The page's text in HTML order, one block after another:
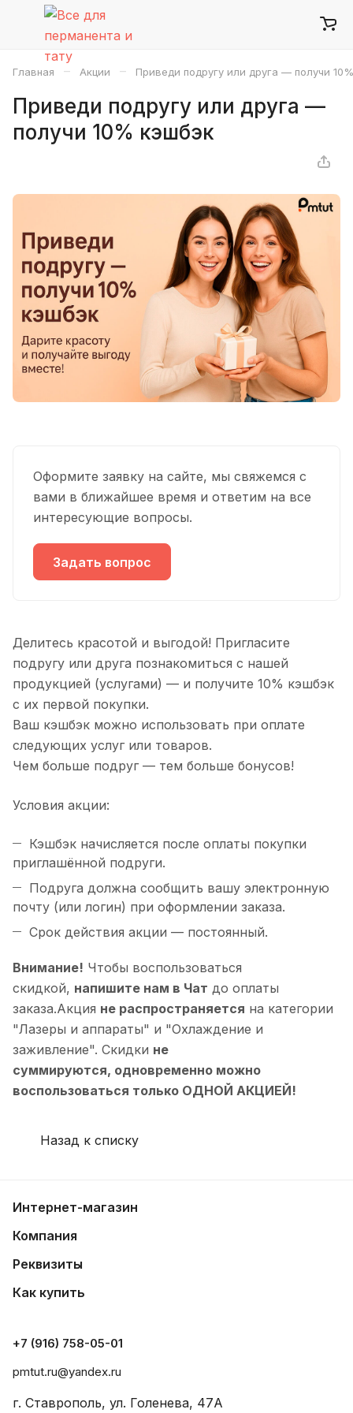
Главная – Акции – Приведи подругу или друга — получи
Приведи подругу или друга —
получи 10% кэшбэк
Оформите заявку на сайте, мы свяжемся с
вами в ближайшее время и ответим на все
интересующие вопросы.
Задать вопрос
Делитесь красотой и выгодой! Пригласите
подругу или друга познакомиться с нашей
продукцией (услугами) — и получите 10% кэшбэк
с их первой покупки.
Ваш кэшбэк можно использовать при оплате
следующих услуг или товаров.
Чем больше подруг — тем больше бонусов!
Условия акции:
Кэшбэк начисляется после оплаты покупки
приглашённой подруги.
Подруга должна сообщить вашу электронную
почту (или логин) при оформлении заказа.
Срок действия акции — постоянный.
Внимание! Чтобы воспользоваться
скидкой, напишите нам в Чат до оплаты
заказа.Акция не распространяется на категории
"Лазеры и аппараты" и "Охлаждение и
заживление". Скидки не
суммируются, одновременно можно
воспользоваться только ОДНОЙ АКЦИЕЙ!
Назад к списку
Интернет-магазин
Компания
Реквизиты
Как купить
+7 (916) 758-05-01
pmtut.ru@yandex.ru
г. Ставрополь, ул. Голенева, 47А